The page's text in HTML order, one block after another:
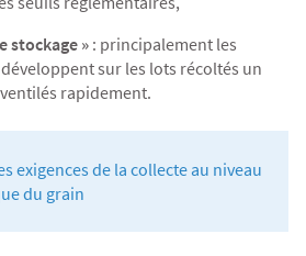
stockage » : principalement les
sur les lots récoltés un
rapidement.
exigences de la collecte au niveau
du grain